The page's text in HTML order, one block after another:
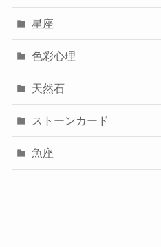
星座
色彩心理
天然石
ストーンカード
魚座